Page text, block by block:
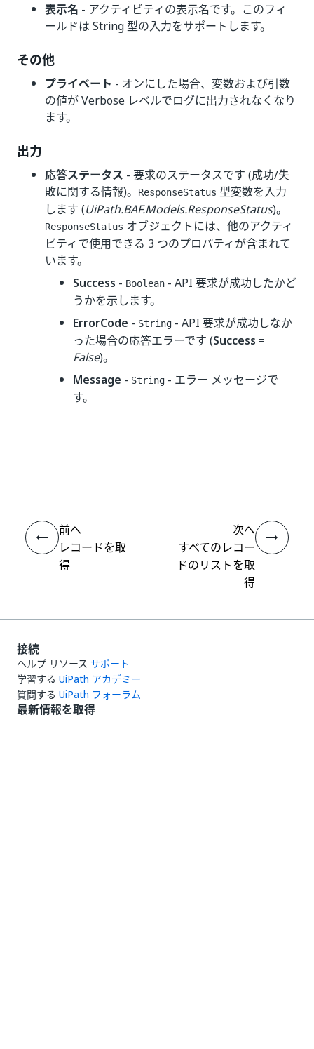
表示名 - アクティビティの表示名です。このフィ
ールドは String 型の入力をサポートします。
その他
プライベート - オンにした場合、変数および引数
の値が Verbose レベルでログに出力されなくなり
ます。
出力
応答ステータス - 要求のステータスです (成功/失
敗に関する情報)。
ResponseStatus 型変数を入力
します (UiPath.BAF.Models.ResponseStatus)。
ResponseStatus オブジェクトには、他のアクティ
ビティで使用できる 3 つのプロパティが含まれて
います。
Success - Boolean - API 要求が成功したかど
うかを示します。
ErrorCode - String - API 要求が成功しなか
った場合の応答エラーです (Success =
False)。
Message - String - エラー メッセージで
す。
前へ
レコードを取
得
次へ
すべてのレコー
ドのリストを取
得
接続
ヘルプ リソース サポート
学習する UiPath アカデミー
質問する UiPath フォーラム
最新情報を取得